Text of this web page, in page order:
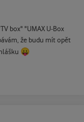
box" "UMAX U-Box
že budu mít opět
😛